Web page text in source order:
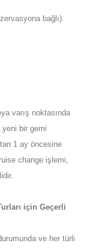
bağlı).
varış noktasında
bir gemi
1 ay öncesine
change işlemi,
için Geçerli
ve her türli